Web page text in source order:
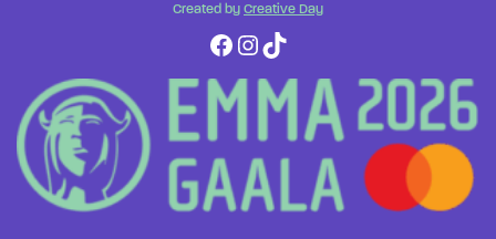
Created by Creative Day